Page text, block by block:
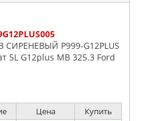
P999-G12PLUS
5L G12plus MB 325.3 Ford
Цена Купить